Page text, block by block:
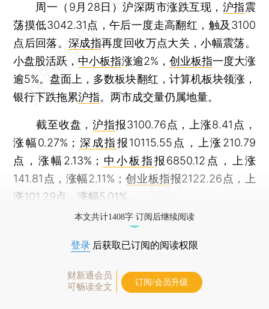
周一（9月28日）沪深两市涨跌互现， 沪指震
荡摸低3042.31点，午后一度走高翻红，触及3100
点后回落。深成指再度回收万点大关，小幅震荡。
小盘股活跃， 中小板指涨逾2%， 创业板指一度大涨
逾5%。盘面上，多数板块翻红，计算机板块领涨，
银行下跌拖累沪指。两市成交量仍属地量。
截至收盘，沪指报3100.76点，上涨8.41点，
涨幅0.27%； 深成指报10115.55点，上涨210.79
点，涨幅2.13%； 中小板指报6850.12点，上涨
141.81点，涨幅2.11%； 创业板指报2122.26点，上
涨101.29点，涨幅5.01%。
本文共计1408字 订阅后继续阅读
登录 后获取已订阅的阅读权限
财新通会员
可畅读全文
订阅/会员升级